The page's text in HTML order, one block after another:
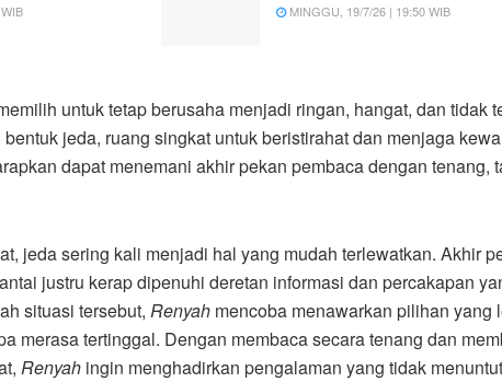
MINGGU, 19/7/26 | 19:50 WIB
untuk tetap berusaha menjadi ringan, hangat, dan tidak
jeda, ruang singkat untuk beristirahat dan menjaga
dapat menemani akhir pekan pembaca dengan tenang,
jeda sering kali menjadi hal yang mudah terlewatkan. Akhir
justru kerap dipenuhi deretan informasi dan percakapan
situasi tersebut, Renyah mencoba menawarkan pilihan yang
merasa tertinggal. Dengan membaca secara tenang dan
Renyah ingin menghadirkan pengalaman yang tidak